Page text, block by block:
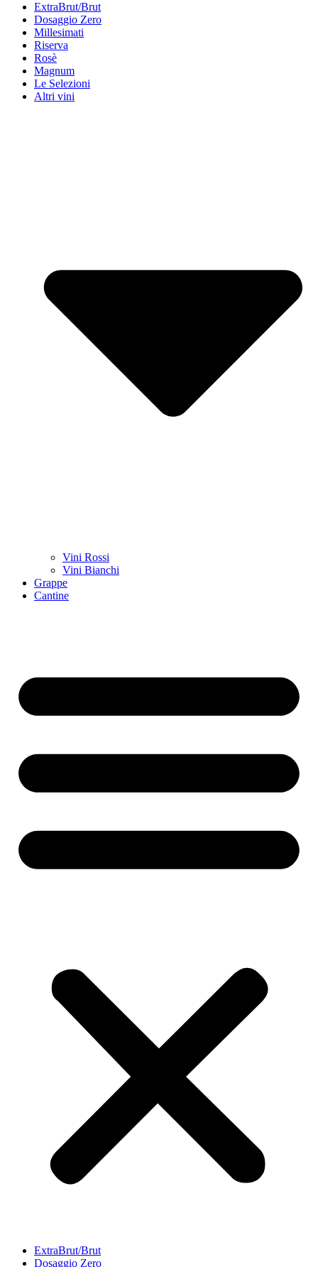
ExtraBrut/Brut
Dosaggio Zero
Millesimati
Riserva
Rosè
Magnum
Le Selezioni
Altri vini
Vini Rossi
Vini Bianchi
Grappe
Cantine
ExtraBrut/Brut
Dosaggio Zero